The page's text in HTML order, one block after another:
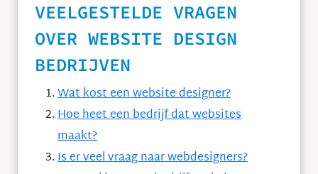
VEELGESTELDE VRAGEN
OVER WEBSITE DESIGN
BEDRIJVEN
Wat kost een website designer?
Hoe heet een bedrijf dat websites
maakt?
Is er veel vraag naar webdesigners?